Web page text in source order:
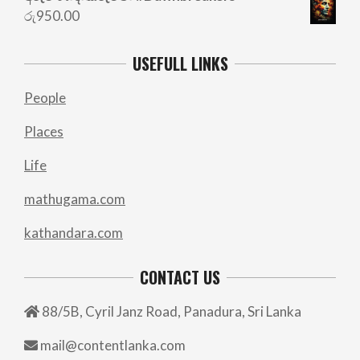
රු950.00
USEFULL LINKS
People
Places
Life
mathugama.com
kathandara.com
CONTACT US
88/5B, Cyril Janz Road, Panadura, Sri Lanka
mail@contentlanka.com